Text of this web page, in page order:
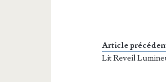
Article
Lit Reveil